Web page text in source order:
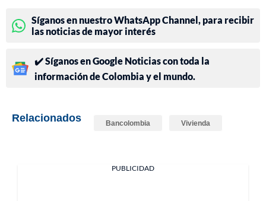
Síganos en nuestro WhatsApp Channel, para recibir
las noticias de mayor interés
✔️ Síganos en Google Noticias con toda la
información de Colombia y el mundo.
Relacionados Bancolombia Vivienda
PUBLICIDAD